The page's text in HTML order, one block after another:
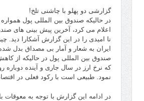
گزارشی دو پهلو با چاشنی تلخ!
در حالیکه صندوق بین المللی پول
اعلام می کرد، آخرین پیش بینی های
نا امیدی را در این گزارش آشکارا دید.
ایران به شعار و آمار بی مصداق بدل
صندوق بین المللی پول در حالیکه از
که نرخ ارز در سال جاری و آینده
نمود. طبیعی است با رکود فعلی در
در ادامه این گزارش با توجه به